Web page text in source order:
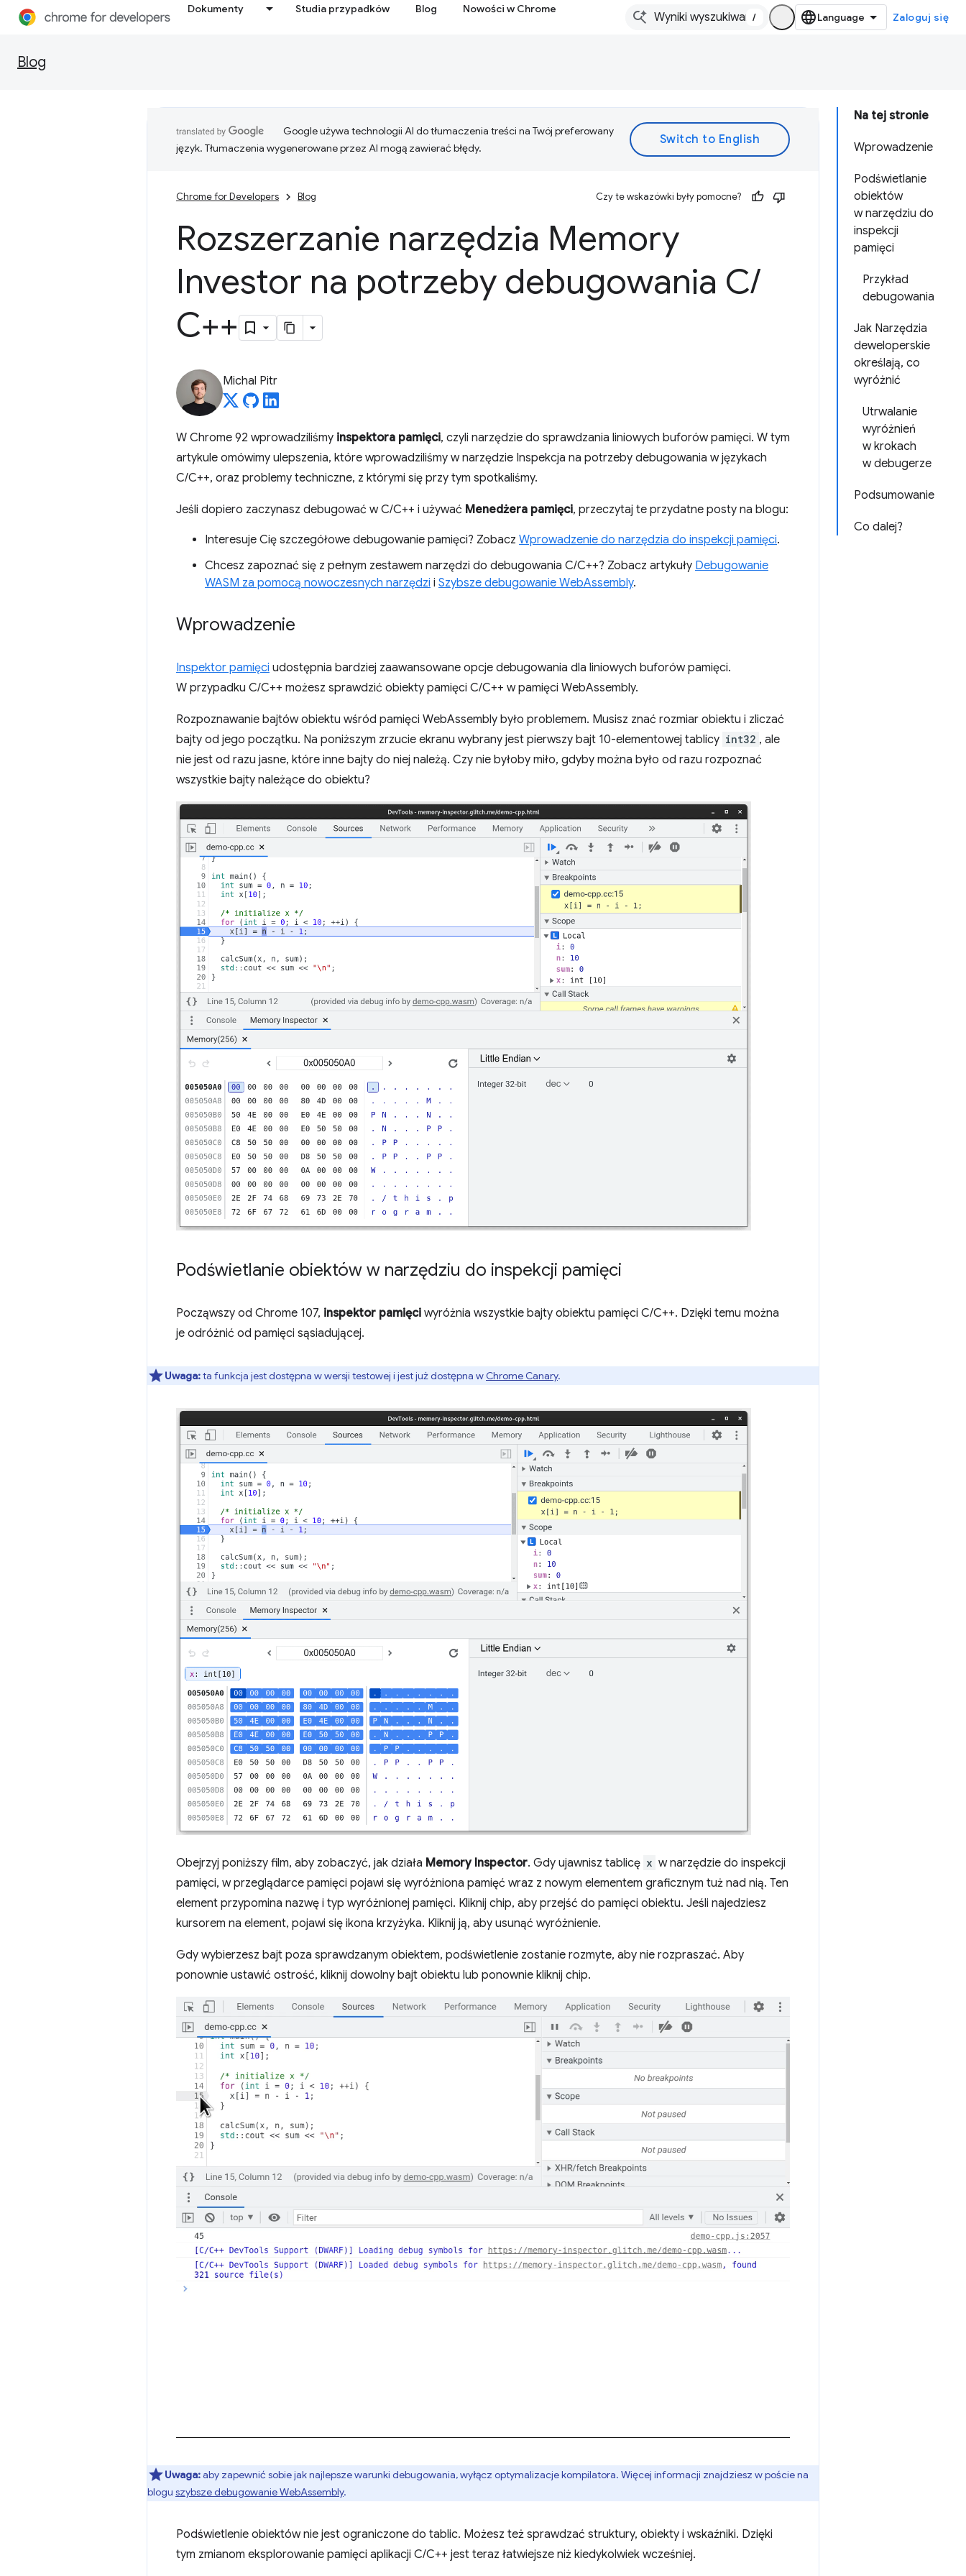
Dokumenty Studia przypadków Blog Nowości w Chrome
/ Zaloguj się
Blog
Na tej stronie
Wprowadzenie
Podświetlanie
obiektów
w narzędziu do
inspekcji
pamięci
Przykład
debugowania
Jak Narzędzia
deweloperskie
określają, co
wyróżnić
Utrwalanie
wyróżnień
w krokach
w debugerze
Podsumowanie
Co dalej?
Google używa technologii AI do tłumaczenia treści na Twój preferowany
język. Tłumaczenia wygenerowane przez AI mogą zawierać błędy.
Chrome for Developers Blog Czy te wskazówki były pomocne?
Rozszerzanie narzędzia Memory
Investor na potrzeby debugowania C/
C++
Michal Pitr
W Chrome 92 wprowadziliśmy inspektora pamięci, czyli narzędzie do sprawdzania liniowych buforów pamięci. W tym
artykule omówimy ulepszenia, które wprowadziliśmy w narzędzie Inspekcja na potrzeby debugowania w językach
C/C++, oraz problemy techniczne, z którymi się przy tym spotkaliśmy.
Jeśli dopiero zaczynasz debugować w C/C++ i używać Menedżera pamięci, przeczytaj te przydatne posty na blogu:
Interesuje Cię szczegółowe debugowanie pamięci? Zobacz Wprowadzenie do narzędzia do inspekcji pamięci.
Chcesz zapoznać się z pełnym zestawem narzędzi do debugowania C/C++? Zobacz artykuły Debugowanie
WASM za pomocą nowoczesnych narzędzi i Szybsze debugowanie WebAssembly.
Wprowadzenie
Inspektor pamięci udostępnia bardziej zaawansowane opcje debugowania dla liniowych buforów pamięci.
W przypadku C/C++ możesz sprawdzić obiekty pamięci C/C++ w pamięci WebAssembly.
Rozpoznawanie bajtów obiektu wśród pamięci WebAssembly było problemem. Musisz znać rozmiar obiektu i zliczać
bajty od jego początku. Na poniższym zrzucie ekranu wybrany jest pierwszy bajt 10-elementowej tablicy int32 , ale
nie jest od razu jasne, które inne bajty do niej należą. Czy nie byłoby miło, gdyby można było od razu rozpoznać
wszystkie bajty należące do obiektu?
Podświetlanie obiektów w narzędziu do inspekcji pamięci
Począwszy od Chrome 107, inspektor pamięci wyróżnia wszystkie bajty obiektu pamięci C/C++. Dzięki temu można
je odróżnić od pamięci sąsiadującej.
Uwaga:ta funkcja jest dostępna w wersji testowej i jest już dostępna w Chrome Canary.
Obejrzyj poniższy film, aby zobaczyć, jak działa Memory Inspector. Gdy ujawnisz tablicę x w narzędzie do inspekcji
pamięci, w przeglądarce pamięci pojawi się wyróżniona pamięć wraz z nowym elementem graficznym tuż nad nią. Ten
element przypomina nazwę i typ wyróżnionej pamięci. Kliknij chip, aby przejść do pamięci obiektu. Jeśli najedziesz
kursorem na element, pojawi się ikona krzyżyka. Kliknij ją, aby usunąć wyróżnienie.
Gdy wybierzesz bajt poza sprawdzanym obiektem, podświetlenie zostanie rozmyte, aby nie rozpraszać. Aby
ponownie ustawić ostrość, kliknij dowolny bajt obiektu lub ponownie kliknij chip.
Uwaga:aby zapewnić sobie jak najlepsze warunki debugowania, wyłącz optymalizacje kompilatora. Więcej informacji znajdziesz w poście na
blogu szybsze debugowanie WebAssembly.
Podświetlenie obiektów nie jest ograniczone do tablic. Możesz też sprawdzać struktury, obiekty i wskaźniki. Dzięki
tym zmianom eksplorowanie pamięci aplikacji C/C++ jest teraz łatwiejsze niż kiedykolwiek wcześniej.